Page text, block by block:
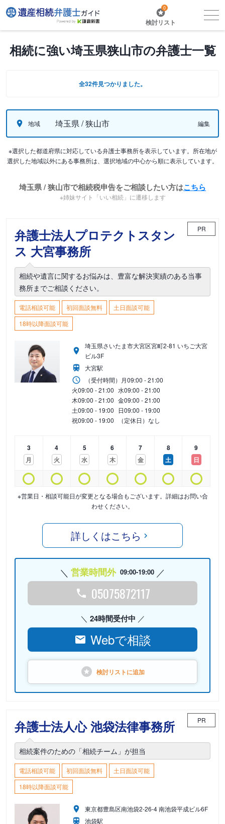
0
検討リスト
相続に強い埼玉県狭山市の弁護士一覧
全32件見つかりました。
地域 埼玉県 / 狭山市 編集
※選択した都道府県に対応している弁護士事務所を表示しています。所在地が
選択した地域以外にある事務所は、選択地域の中心から順に表示しています。
埼玉県 / 狭山市で相続税申告をご相談したい方はこちら
※姉妹サイト「いい相続」に遷移します
弁護士法人プロテクトスタン
ス 大宮事務所
PR
相続や遺言に関するお悩みは、豊富な解決実績のある当事
務所までご相談ください。
電話相談可能 初回面談無料
土日面談可能
18時以降面談可能
埼玉県さいたま市大宮区宮町2-81 いちご大宮
ビル3F
大宮駅
（受付時間） 月09:00 - 21:00
火09:00 - 21:00 水09:00 - 21:00
木09:00 - 21:00 金09:00 - 21:00
土09:00 - 19:00 日09:00 - 19:00
祝09:00 - 19:00 （定休日）なし
3
月
4
火
5
水
6
木
7
金
8
土
9
日
※営業日・相談可能日が変更となる場合もございます。詳細はお問い合
わせください。
詳しくはこちら
営業時間外 09:00-19:00
05075872117
24時間受付中
Webで相談
検討リストに追加
弁護士法人心 池袋法律事務所 PR
相続案件のための「相続チーム」が担当
電話相談可能 初回面談無料
土日面談可能
18時以降面談可能
東京都豊島区南池袋2-26-4 南池袋平成ビル6F
池袋駅